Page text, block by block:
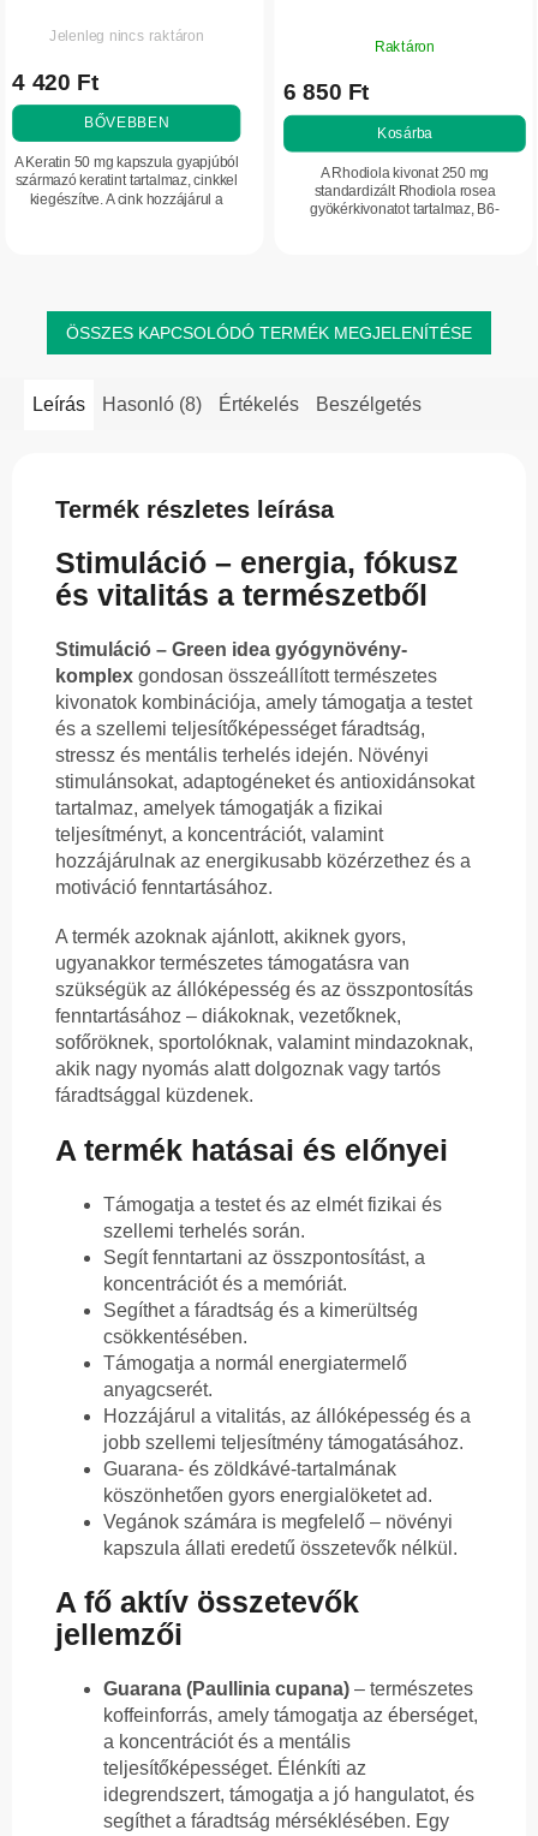
Jelenleg nincs raktáron
4 420 Ft
BŐVEBBEN
A Keratin 50 mg kapszula gyapjúból
származó keratint tartalmaz, cinkkel
kiegészítve. A cink hozzájárul a
Raktáron
6 850 Ft
Kosárba
A Rhodiola kivonat 250 mg
standardizált Rhodiola rosea
gyökérkivonatot tartalmaz, B6-
ÖSSZES KAPCSOLÓDÓ TERMÉK MEGJELENÍTÉSE
Leírás Hasonló (8) Értékelés Beszélgetés
Termék részletes leírása
Stimuláció – energia, fókusz
és vitalitás a természetből
Stimuláció – Green idea gyógynövény-
komplex gondosan összeállított természetes
kivonatok kombinációja, amely támogatja a testet
és a szellemi teljesítőképességet fáradtság,
stressz és mentális terhelés idején. Növényi
stimulánsokat, adaptogéneket és antioxidánsokat
tartalmaz, amelyek támogatják a fizikai
teljesítményt, a koncentrációt, valamint
hozzájárulnak az energikusabb közérzethez és a
motiváció fenntartásához.
A termék azoknak ajánlott, akiknek gyors,
ugyanakkor természetes támogatásra van
szükségük az állóképesség és az összpontosítás
fenntartásához – diákoknak, vezetőknek,
sofőröknek, sportolóknak, valamint mindazoknak,
akik nagy nyomás alatt dolgoznak vagy tartós
fáradtsággal küzdenek.
A termék hatásai és előnyei
Támogatja a testet és az elmét fizikai és
szellemi terhelés során.
Segít fenntartani az összpontosítást, a
koncentrációt és a memóriát.
Segíthet a fáradtság és a kimerültség
csökkentésében.
Támogatja a normál energiatermelő
anyagcserét.
Hozzájárul a vitalitás, az állóképesség és a
jobb szellemi teljesítmény támogatásához.
Guarana- és zöldkávé-tartalmának
köszönhetően gyors energialöketet ad.
Vegánok számára is megfelelő – növényi
kapszula állati eredetű összetevők nélkül.
A fő aktív összetevők
jellemzői
Guarana (Paullinia cupana) – természetes
koffeinforrás, amely támogatja az éberséget,
a koncentrációt és a mentális
teljesítőképességet. Élénkíti az
idegrendszert, támogatja a jó hangulatot, és
segíthet a fáradtság mérséklésében. Egy